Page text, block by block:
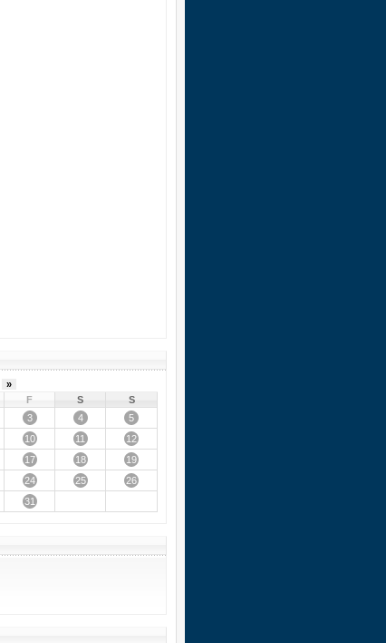
»
F S
S
3 4
5
10 11
12
17 18
19
24 25
26
31